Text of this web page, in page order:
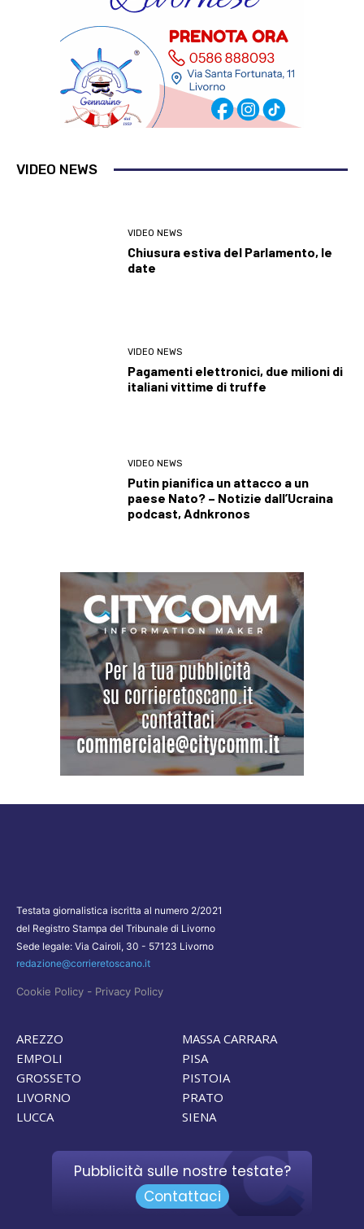
VIDEO NEWS
VIDEO NEWS
Chiusura estiva del Parlamento, le
date
VIDEO NEWS
Pagamenti elettronici, due milioni di
italiani vittime di truffe
VIDEO NEWS
Putin pianifica un attacco a un
paese Nato? – Notizie dall’Ucraina
podcast, Adnkronos
Testata giornalistica iscritta al numero 2/2021
del Registro Stampa del Tribunale di Livorno
Sede legale: Via Cairoli, 30 - 57123 Livorno
redazione@corrieretoscano.it
Cookie Policy - Privacy Policy
AREZZO
EMPOLI
GROSSETO
LIVORNO
LUCCA
MASSA CARRARA
PISA
PISTOIA
PRATO
SIENA
Pubblicità sulle nostre testate?
Contattaci